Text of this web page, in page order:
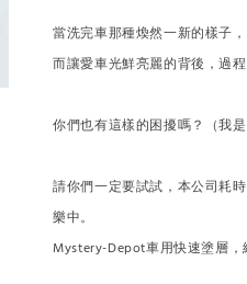
當洗完車那種煥然一新的樣子
而讓愛車光鮮亮麗的背後，過程
你們也有這樣的困擾嗎？（我
請你們一定要試試，本公司耗
樂中。
Mystery-Depot車用快速塗層，